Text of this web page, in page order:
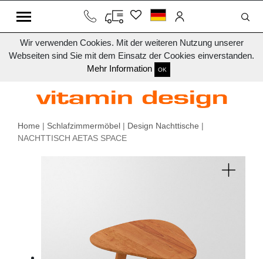
Wir verwenden Cookies. Mit der weiteren Nutzung unserer
Webseiten sind Sie mit dem Einsatz der Cookies einverstanden.
Mehr Information
OK
Home | Schlafzimmermöbel | Design Nachttische |
NACHTTISCH AETAS SPACE